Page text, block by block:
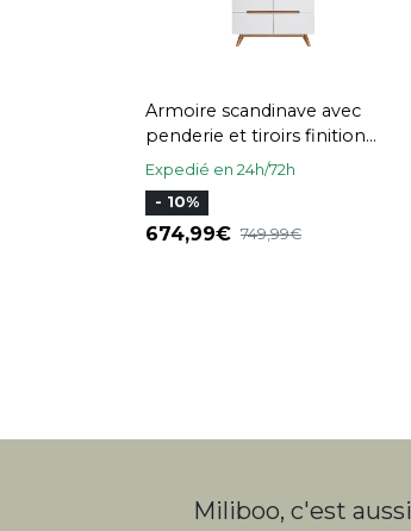
Armoire scandinave avec
penderie et tiroirs finition
blanc mat et bois chêne clair
L100 cm KELMA
Expedié en 24h/72h
- 10%
674,99 749,99
Miliboo, c'est aussi